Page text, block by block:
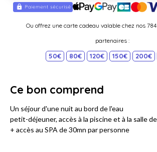
Ou offrez une carte cadeau valable chez nos
partenaires :
50€ 80€ 120€ 150€ 200€
Ce bon comprend
Un séjour d'une nuit au bord de l'eau
petit-déjeuner, accès à la piscine et à la salle
+ accès au SPA de 30mn par personne